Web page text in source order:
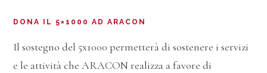
DONA IL 5×1000 AD ARACON
Il sostegno del 5x1000 permetterà di sostenere i servizi
e le attività che ARACON realizza a favore di